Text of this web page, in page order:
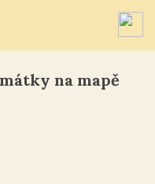
na mapě